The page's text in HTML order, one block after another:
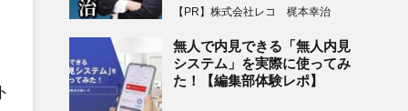
【PR】株式会社レコ 梶本幸治
無人で内見できる「無人内見
システム」を実際に使ってみ
た！【編集部体験レポ】